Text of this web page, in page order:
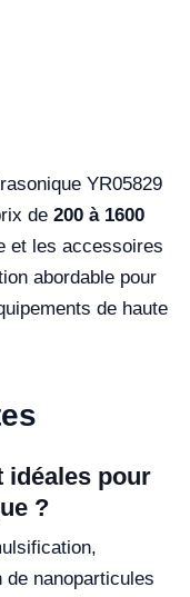
YR05829
de 200 à 1600
et les accessoires
abordable pour
de haute
idéales pour
?
de nanoparticules